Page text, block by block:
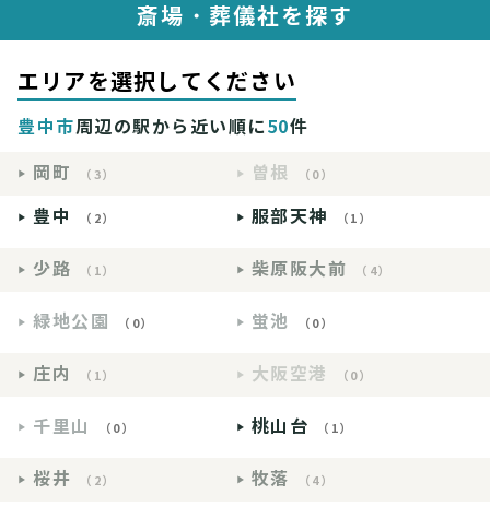
斎場・葬儀社を探す
エリアを選択してください
豊中市周辺の駅から近い順に50件
岡町
（3） 曽根 （0）
豊中 （2） 服部天神 （1）
少路 （1） 柴原阪大前 （4）
緑地公園 （0） 蛍池 （0）
庄内 （1） 大阪空港 （0）
千里山 （0） 桃山台 （1）
桜井 （2） 牧落 （4）